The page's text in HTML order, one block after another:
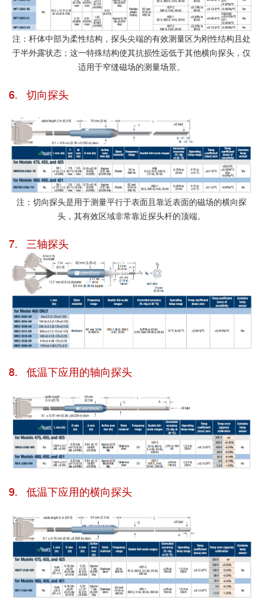
注：杆体中部为柔性结构，探头尖端的有效测量区为刚性结构且处
于半外露状态；这一特殊结构使其抗损性远低于其他横向探头，仅
适用于窄缝磁场的测量场景。
6. 切向探头
注：切向探头是用于测量平行于表面且靠近表面的磁场的横向探
头，其有效区域非常靠近探头杆的顶端。
7. 三轴探头
8. 低温下应用的轴向探头
9. 低温下应用的横向探头